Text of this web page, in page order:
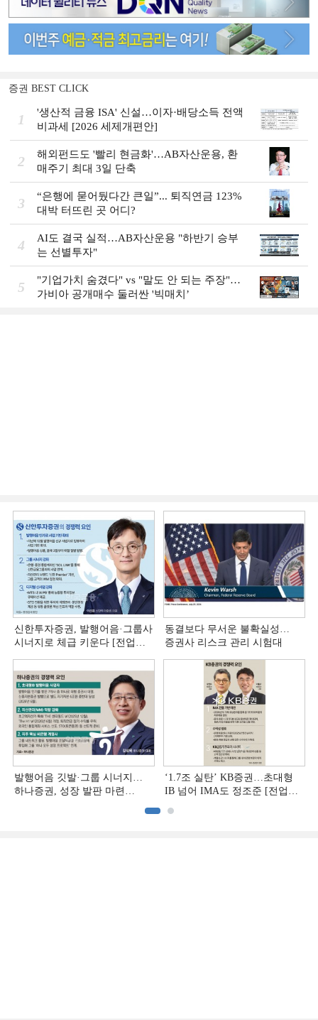
증권 BEST CLICK
1
'생산적 금융 ISA' 신설…이자·배당소득 전액
비과세 [2026 세제개편안]
2
해외펀드도 '빨리 현금화'…AB자산운용, 환
매주기 최대 3일 단축
3
“은행에 묻어뒀다간 큰일”... 퇴직연금 123%
대박 터뜨린 곳 어디?
4
AI도 결국 실적…AB자산운용 "하반기 승부
는 선별투자"
5
"기업가치 숨겼다" vs "말도 안 되는 주장"…
가비아 공개매수 둘러싼 '빅매치’
신한투자증권, 발행어음·그룹사
시너지로 체급 키운다 [전업계
동결보다 무서운 불확실성…
증권사 리스크 관리 시험대
발행어음 깃발·그룹 시너지…
하나증권, 성장 발판 마련
‘1.7조 실탄’ KB증권…초대형
IB 넘어 IMA도 정조준 [전업계